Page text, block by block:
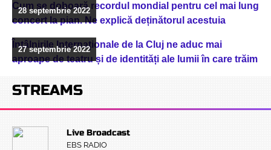
Cum se doboară recordul mondial pentru cel mai lung
concert la pian. Ne explică deținătorul acestuia
28 septembrie 2022
Întâlnirile Internaționale de la Cluj ne aduc mai
aproape de teatru și de identități ale lumii în care trăim
27 septembrie 2022
STREAMS
Live Broadcast
EBS RADIO